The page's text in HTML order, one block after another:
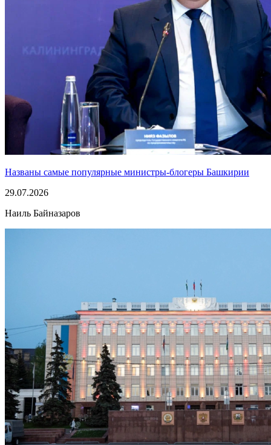
Названы самые популярные министры-блогеры Башкирии
29.07.2026
Наиль Байназаров